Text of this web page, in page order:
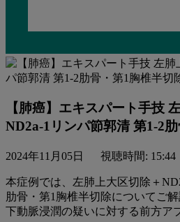
【肺癌】エキスパート⼿技
ND2a-1リンパ節郭清 第1-2
2024年11月05日 視聴時間: 15:44
本症例では、左肺上⼤区切除＋
肋⾻・第1胸椎半切除についてご
下動脈浸潤の疑いに対する前⽅ア